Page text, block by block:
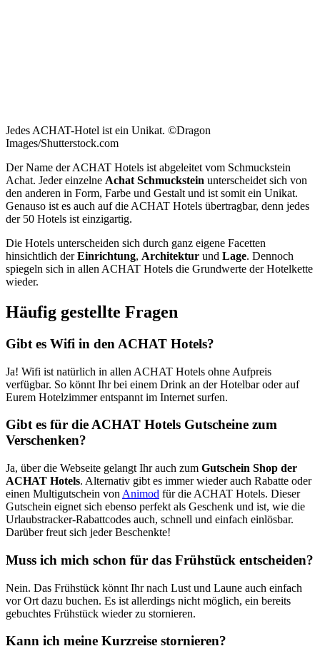
Jedes ACHAT-Hotel ist ein Unikat. ©Dragon
Images/Shutterstock.com
Der Name der ACHAT Hotels ist abgeleitet vom Schmuckstein
Achat. Jeder einzelne Achat Schmuckstein unterscheidet sich von
den anderen in Form, Farbe und Gestalt und ist somit ein Unikat.
Genauso ist es auch auf die ACHAT Hotels übertragbar, denn jedes
der 50 Hotels ist einzigartig.
Die Hotels unterscheiden sich durch ganz eigene Facetten
hinsichtlich derEinrichtung, Architektur und Lage. Dennoch
spiegeln sich in allen ACHAT Hotels die Grundwerte der Hotelkette
wieder.
Häufig gestellte Fragen
Gibt es Wifi in den ACHAT Hotels?
Ja! Wifi ist natürlich in allen ACHAT Hotels ohne Aufpreis
verfügbar. So könnt Ihr bei einem Drink an der Hotelbar oder auf
Eurem Hotelzimmer entspannt im Internet surfen.
Gibt es für die ACHAT Hotels Gutscheine zum
Verschenken?
Ja, über die Webseite gelangt Ihr auch zum Gutschein Shop der
ACHAT Hotels. Alternativ gibt es immer wieder auch Rabatte oder
einen Multigutschein von Animod für die ACHAT Hotels. Dieser
Gutschein eignet sich ebenso perfekt als Geschenk und ist, wie die
Urlaubstracker-Rabattcodes auch, schnell und einfach einlösbar.
Darüber freut sich jeder Beschenkte!
Muss ich mich schon für das Frühstück entscheiden?
Nein. Das Frühstück könnt Ihr nach Lust und Laune auch einfach
vor Ort dazu buchen. Es ist allerdings nicht möglich, ein bereits
gebuchtes Frühstück wieder zu stornieren.
Kann ich meine Kurzreise stornieren?